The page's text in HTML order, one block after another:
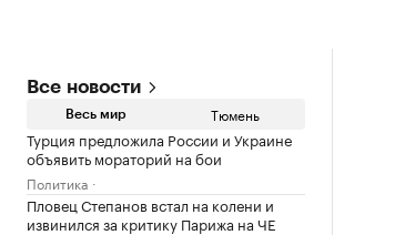
Все новости
Весь мир Тюмень
Турция предложила России и Украине
объявить мораторий на бои
Политика
Пловец Степанов встал на колени и
извинился за критику Парижа на ЧЕ